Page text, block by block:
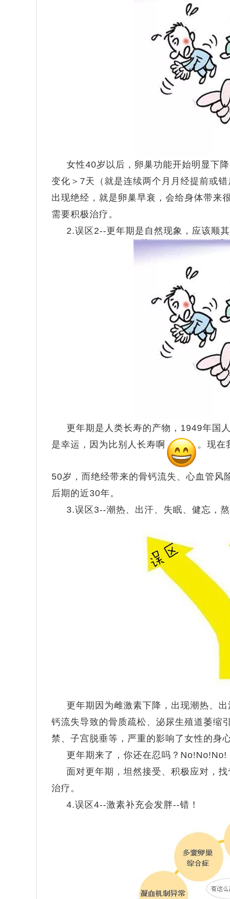
女性40岁以后，卵巢功能开始明显下
变化＞7天（就是连续两个月月经提前或
出现绝经，就是卵巢早衰，会给身体带来
需要积极治疗。
2.误区2--更年期是自然现象，应该顺
更年期是人类长寿的产物，1949年国
是幸运，因为比别人长寿啊
。现在
50岁，而绝经带来的骨钙流失、心血管风
后期的近30年。
3.误区3--潮热、出汗、失眠、健忘，
更年期因为雌激素下降，出现潮热、
钙流失导致的骨质疏松、泌尿生殖道萎缩
禁、子宫脱垂等，严重的影响了女性的身心
更年期来了，你还在忍吗？No!No!No!
面对更年期，坦然接受、积极应对，
治疗。
4.误区4--激素补充会发胖--错！